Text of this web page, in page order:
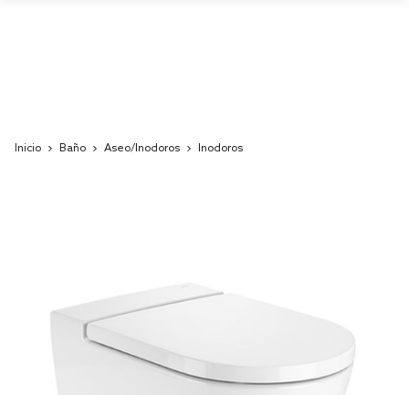
Inicio Baño Aseo/Inodoros Inodoros